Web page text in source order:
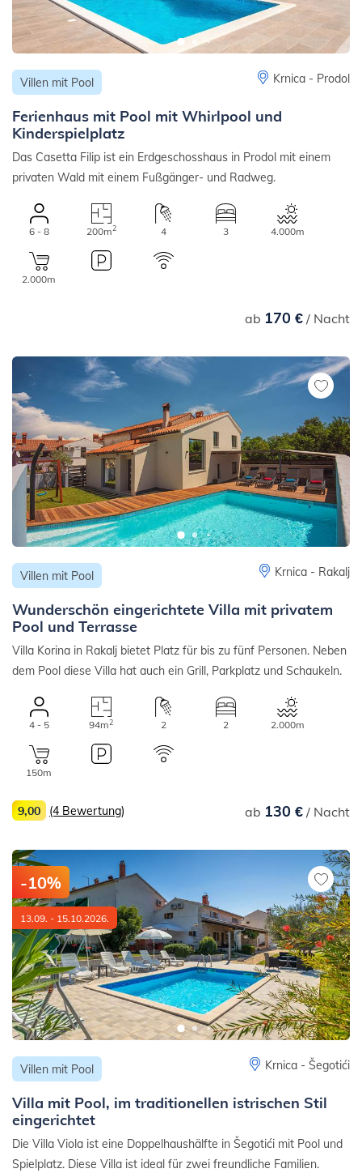
Villen mit Pool Krnica - Prodol
Ferienhaus mit Pool mit Whirlpool und
Kinderspielplatz
Das Casetta Filip ist ein Erdgeschosshaus in Prodol mit einem
privaten Wald mit einem Fußgänger- und Radweg.
6 - 8 200m2 4 3 4.000m
2.000m
ab 170 €/ Nacht
Villen mit Pool Krnica - Rakalj
Wunderschön eingerichtete Villa mit privatem
Pool und Terrasse
Villa Korina in Rakalj bietet Platz für bis zu fünf Personen. Neben
dem Pool diese Villa hat auch ein Grill, Parkplatz und Schaukeln.
4 - 5 94m2 2 2 2.000m
150m
ab 130 €/ Nacht
9,00 (4 Bewertung)
-10%
13.09. - 15.10.2026.
Villen mit Pool Krnica - Šegotići
Villa mit Pool, im traditionellen istrischen Stil
eingerichtet
Die Villa Viola ist eine Doppelhaushälfte in Šegotići mit Pool und
Spielplatz. Diese Villa ist ideal für zwei freundliche Familien.